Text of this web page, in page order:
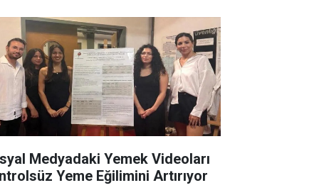
Medyadaki Yemek Videoları
Yeme Eğilimini Artırıyor